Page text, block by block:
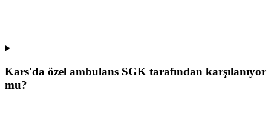
Kars'da özel ambulans SGK tarafından karşılanıyor
mu?